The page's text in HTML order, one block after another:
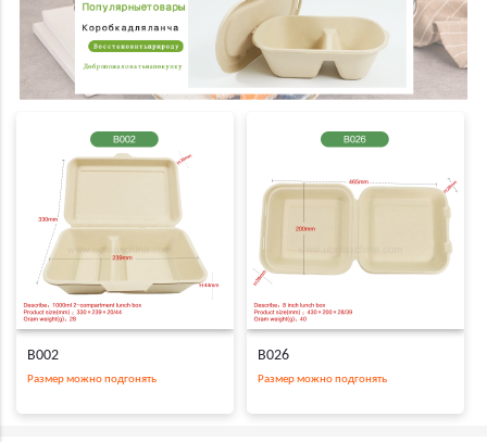
B002
Размер можно подгонять
B026
Размер можно подгонять